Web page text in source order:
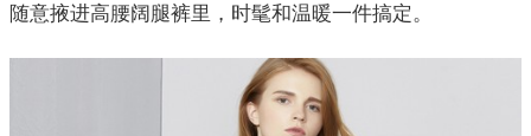
随意掖进高腰阔腿裤里，时髦和温暖一件搞定。